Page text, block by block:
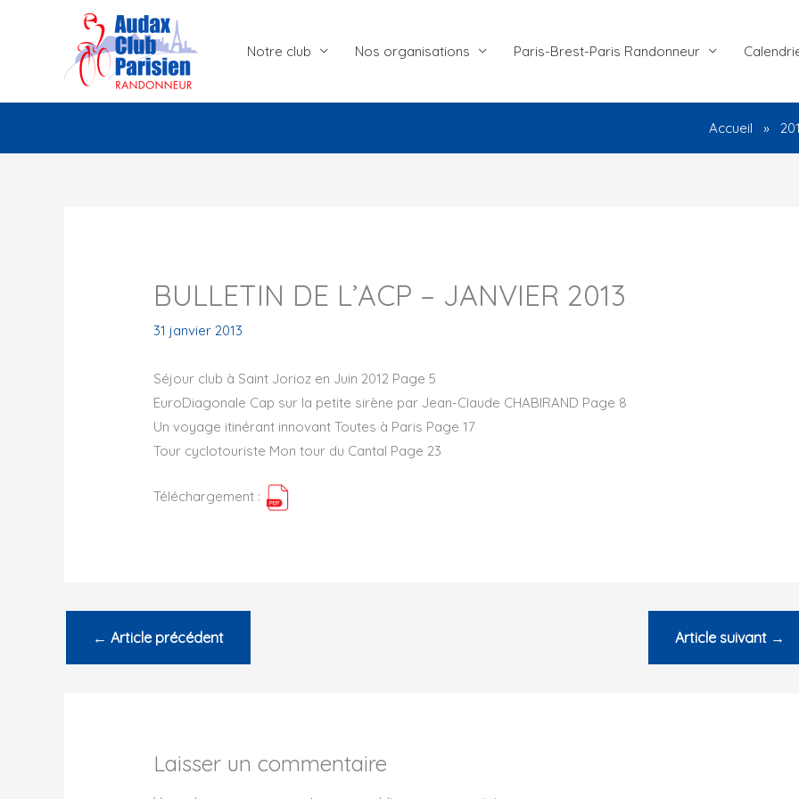
Notre club Nos organisations Paris-Brest-Paris Randonneur
Accueil
BULLETIN DE L’ACP – JANVIER 2013
31 janvier 2013
Séjour club à Saint Jorioz en Juin 2012 Page 5
EuroDiagonale Cap sur la petite sirène par Jean-Claude CHABIRAND Page 8
Un voyage itinérant innovant Toutes à Paris Page 17
Tour cyclotouriste Mon tour du Cantal Page 23
Téléchargement :
← Article précédent Article suivant →
Laisser un commentaire